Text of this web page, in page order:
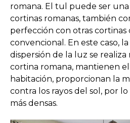
romana. El tul puede ser
cortinas romanas, también
perfección con otras cortinas
convencional. En este caso,
dispersión de la luz se
cortina romana, mantienen
habitación, proporcionan la
contra los rayos del sol, por
más densas.